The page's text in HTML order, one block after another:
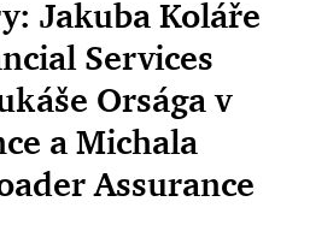
Jakuba Koláře
Services
Orsága v
a Michala
Assurance